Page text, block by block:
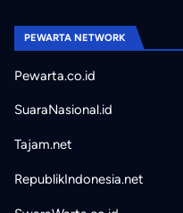
PEWARTA NETWORK
Pewarta.co.id
SuaraNasional.id
Tajam.net
RepublikIndonesia.net